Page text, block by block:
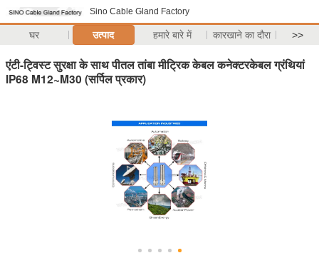
Sino Cable Gland Factory
घर उत्पाद हमारे बारे में कारखाने का दौरा >>
एंटी-ट्विस्ट सुरक्षा के साथ पीतल तांबा मीट्रिक केबल कनेक्टरकेबल ग्रंथियां
IP68 M12~M30 (सर्पिल प्रकार)